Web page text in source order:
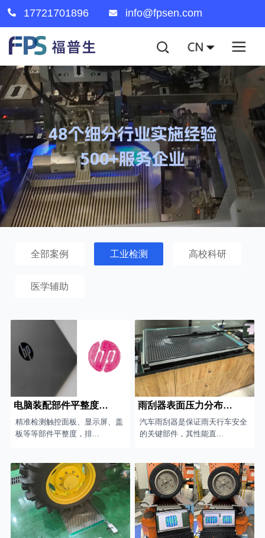
17721701896 info@fpsen.com
全部案例 工业检测 高校科研
医学辅助
电脑装配部件平整度测试
精准检测触控面板、显示屏、盖
板等等部件平整度，排...
雨刮器表面压力分布测试
汽车雨刮器是保证雨天行车安全
的关键部件，其性能直...